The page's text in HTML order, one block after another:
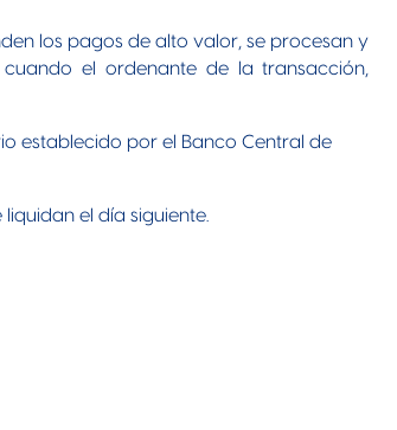
los pagos de alto valor, se procesan y
el ordenante de la transacción,
establecido por el Banco Central de
liquidan el día siguiente.